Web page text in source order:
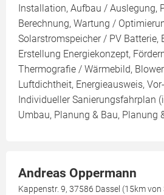
Installation, Aufbau / Auslegung,
Berechnung, Wartung /
Solarstromspeicher / PV Batterie,
Erstellung Energiekonzept,
Thermografie / Wärmebild,
Luftdichtheit, Energieausweis,
Individueller Sanierungsfahrplan
Umbau, Planung & Bau, Planung
Andreas Oppermann
Kappenstr. 9, 37586 Dassel (15km